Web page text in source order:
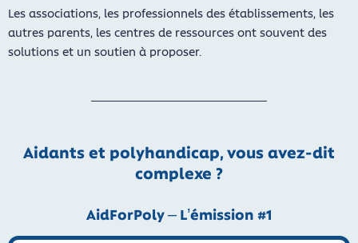
Les associations, les professionnels des établissements, les
autres parents, les centres de ressources ont souvent des
solutions et un soutien à proposer.
Aidants et polyhandicap, vous avez-dit
complexe ?
AidForPoly – L’émission #1